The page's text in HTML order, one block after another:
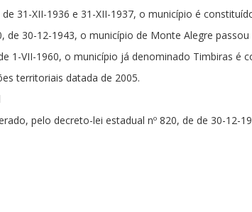
31-XII-1936 e 31-XII-1937, o município é
de 30-12-1943, o município de Monte Alegre
1-VII-1960, o município já denominado Timbiras é
territoriais datada de 2005.
pelo decreto-lei estadual nº 820, de de 30-12-